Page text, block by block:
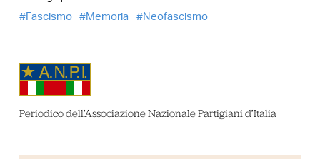
Fascismo
Memoria Neofascismo
Periodico dell’Associazione Nazionale Partigiani d’Italia